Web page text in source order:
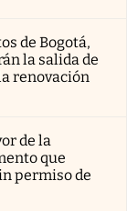
de Bogotá,
la salida de
renovación
de la
que
permiso de